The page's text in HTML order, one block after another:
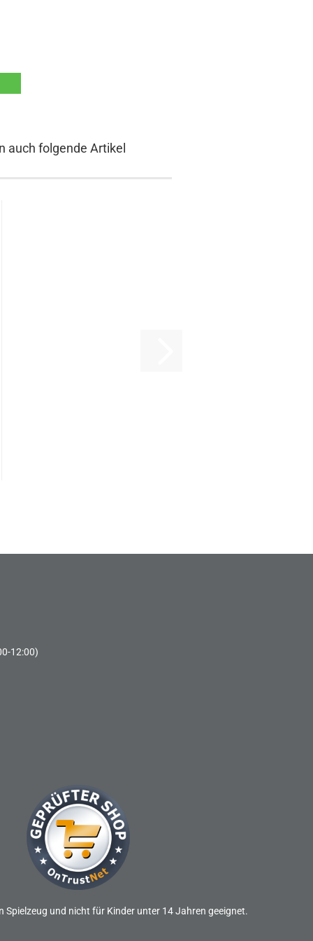
auch folgende Artikel
12:00)
Spielzeug und nicht für Kinder unter 14 Jahren geeignet.